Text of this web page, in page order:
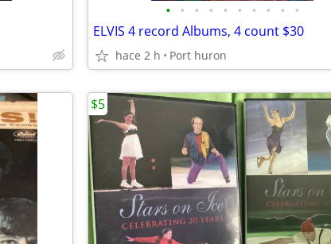
• • • • • • • • • •
ELVIS 4 record Albums, 4 count $30
hace 2 h Port huron
$5